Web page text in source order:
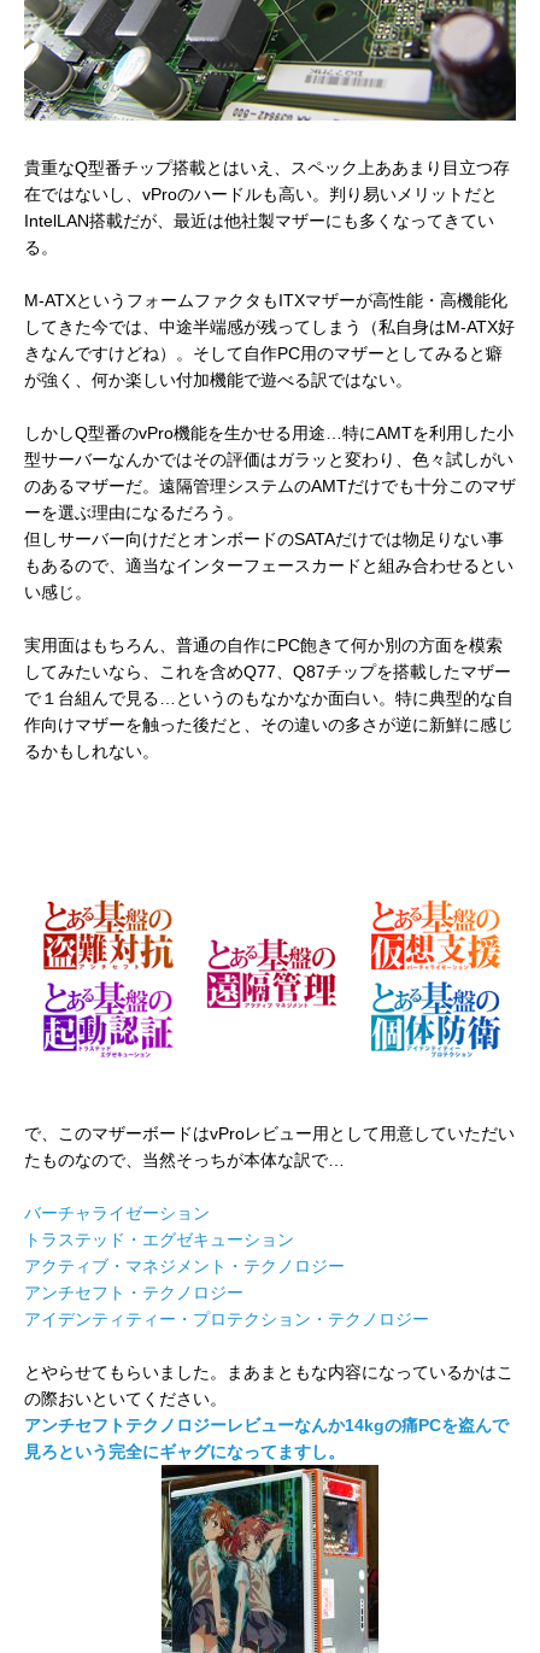
貴重なQ型番チップ搭載とはいえ、スペック上ああまり目立つ存
在ではないし、vProのハードルも高い。判り易いメリットだと
IntelLAN搭載だが、最近は他社製マザーにも多くなってきてい
る。
M-ATXというフォームファクタもITXマザーが高性能・高機能化
してきた今では、中途半端感が残ってしまう（私自身はM-ATX好
きなんですけどね）。 そして自作PC用のマザーとしてみると癖
が強く、何か楽しい付加機能で遊べる訳ではない。
しかしQ型番のvPro機能を生かせる用途…特にAMTを利用した小
型サーバーなんかではその評価はガラッと変わり、色々試しがい
のあるマザーだ。遠隔管理システムのAMTだけでも十分このマザ
ーを選ぶ理由になるだろう。
但しサーバー向けだとオンボードのSATAだけでは物足りない事
もあるので、適当なインターフェースカードと組み合わせるとい
い感じ。
実用面はもちろん、普通の自作にPC飽きて何か別の方面を模索
してみたいなら、これを含めQ77、Q87チップを搭載したマザー
で１台組んで見る…というのもなかなか面白い。特に典型的な自
作向けマザーを触った後だと、その違いの多さが逆に新鮮に感じ
るかもしれない。
で、このマザーボードはvProレビュー用として用意していただい
たものなので、当然そっちが本体な訳で…
バーチャライゼーション
トラステッド・エグゼキューション
アクティブ・マネジメント・テクノロジー
アンチセフト・テクノロジー
アイデンティティー・プロテクション・テクノロジー
とやらせてもらいました。まあまともな内容になっているかはこ
の際おいといてください。
アンチセフトテクノロジーレビューなんか14kgの痛PCを盗んで
見ろという 完全にギャグになってますし。